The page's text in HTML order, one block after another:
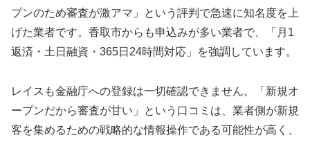
プンのため審査が激アマ」という評判で急速に知名度を上
げた業者です。香取市からも申込みが多い業者で、「月1
返済・土日融資・365日24時間対応」を強調しています。
レイスも金融庁への登録は一切確認できません。「新規オ
ープンだから審査が甘い」という口コミは、業者側が新規
客を集めるための戦略的な情報操作である可能性が高く、